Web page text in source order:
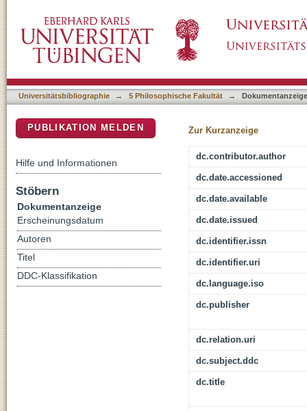
Universitätsbibliographie → 5 Philosophische Fakultät → Dokumentanzeige
Zur Kurzanzeige
dc.contributor.author
dc.date.accessioned
dc.date.available
dc.date.issued
dc.identifier.issn
dc.identifier.uri
dc.language.iso
dc.publisher
dc.relation.uri
dc.subject.ddc
dc.title
PUBLIKATION MELDEN
Hilfe und Informationen
Stöbern
Dokumentanzeige
Erscheinungsdatum
Autoren
Titel
DDC-Klassifikation